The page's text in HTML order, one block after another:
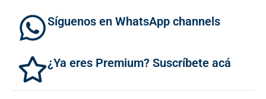
Síguenos en WhatsApp channels
¿Ya eres Premium? Suscríbete acá